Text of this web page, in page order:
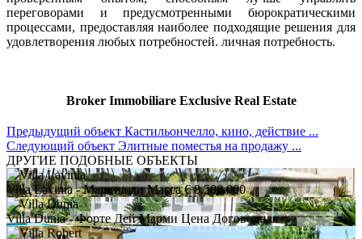
переговорами и предусмотренными бюрократическими
процессами, предоставляя наиболее подходящие решения для
удовлетворения любых потребностей. личная потребность.
Broker Immobiliare Exclusive Real Estate
Предыдущий объект Кастильончелло, кино, действие ...
Следующий объект Элитные поместья на продажу ...
ДРУГИЕ ПОДОБНЫЕ ОБЪЕКТЫ
Villa Lavinia- Марина ди Масса € 8.500.000
Villa Dunia- Форте Дей Марми Цена Договорная